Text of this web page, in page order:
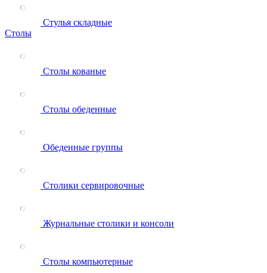
Стулья складные
Столы
Столы кованые
Столы обеденные
Обеденные группы
Столики сервировочные
Журнальные столики и консоли
Столы компьютерные